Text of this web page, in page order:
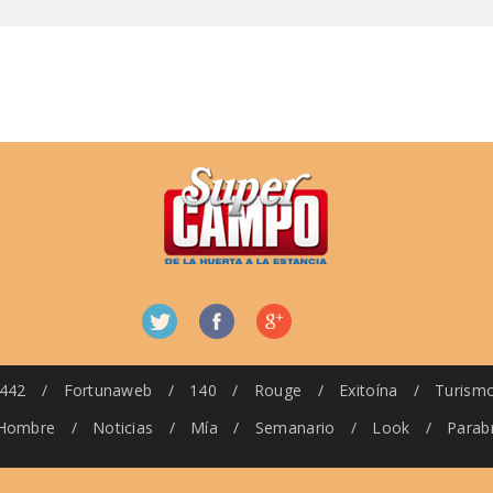
442 / Fortunaweb / 140 / Rouge / Exitoína /
/ Noticias / Mía / Semanario / Look /